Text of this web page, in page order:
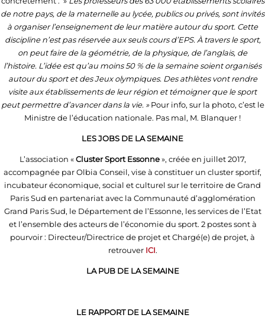
de notre pays, de la maternelle au lycée, publics ou privés, sont invités
à organiser l’enseignement de leur matière autour du sport. Cette
discipline n’est pas réservée aux seuls cours d’EPS. À travers le sport,
on peut faire de la géométrie, de la physique, de l’anglais, de
l’histoire. L’idée est qu’au moins 50 % de la semaine soient organisés
autour du sport et des Jeux olympiques. Des athlètes vont rendre
visite aux établissements de leur région et témoigner que le sport
peut permettre d’avancer dans la vie. »Pour info, sur la photo, c’est le
Ministre de l’éducation nationale. Pas mal, M. Blanquer !
LES JOBS DE LA SEMAINE
L’association «Cluster Sport Essonne», créée en juillet 2017,
accompagnée par Olbia Conseil, vise à constituer un cluster sportif,
incubateur économique, social et culturel sur le territoire de Grand
Paris Sud en partenariat avec la Communauté d’agglomération
Grand Paris Sud, le Département de l’Essonne, les services de l’Etat
et l’ensemble des acteurs de l’économie du sport. 2 postes sont à
pourvoir : Directeur/Directrice de projet et Chargé(e) de projet, à
retrouver ICI.
LA PUB DE LA SEMAINE
LE RAPPORT DE LA SEMAINE